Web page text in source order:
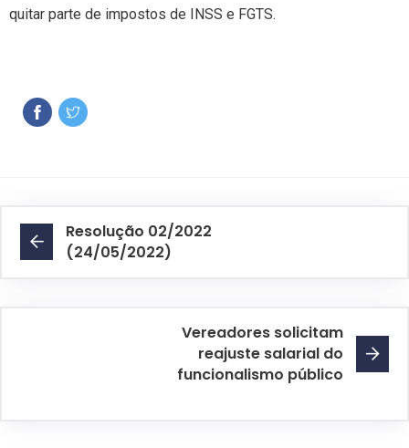
quitar parte de impostos de INSS e FGTS.
Resolução 02/2022
(24/05/2022)
Vereadores solicitam
reajuste salarial do
funcionalismo público